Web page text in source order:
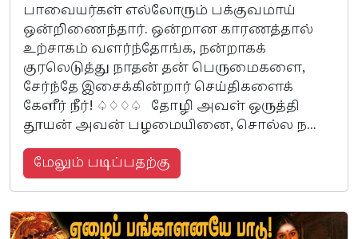
பாவையர்கள் எல்லோரும் பக்குவமாய்
ஒன்றிணைந்தார். ஒன்றான காரணத்தால்
உற்சாகம் வளர்ந்தோங்க, நன்றாகக்
குரலெடுத்து நாதன் தன் பெருமைகளை,
சேர்ந்தே இசைக்கின்றார் செய்திகளைக்
கேளீர் நீர்! ♤♢♢♤ தோழி அவள் ஒருத்தி
தூயன் அவன் பழமையினை, சொல்ல ந...
மேலும் படிப்பதற்கு